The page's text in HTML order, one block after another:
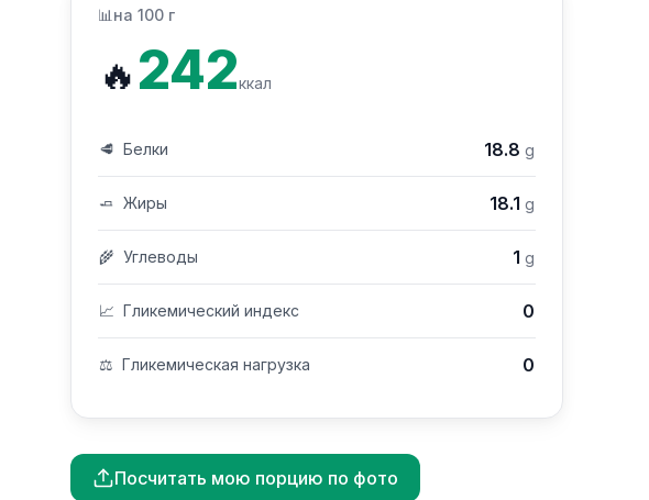
📊 на 100 г
🔥242ккал
🥩 Белки 18.8 g
🧈 Жиры 18.1 g
🌾 Углеводы 1 g
📈 Гликемический индекс 0
⚖️ Гликемическая нагрузка 0
Посчитать мою порцию по фото